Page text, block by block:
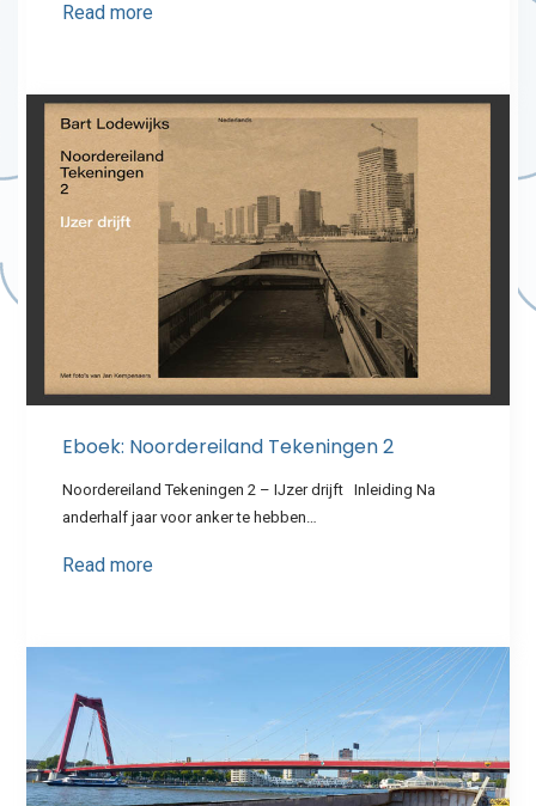
Read more
Eboek: Noordereiland Tekeningen 2
Noordereiland Tekeningen 2 – IJzer drijft Inleiding Na
anderhalf jaar voor anker te hebben…
Read more